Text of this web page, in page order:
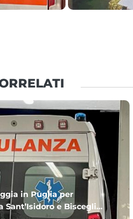
in Puglia per
Sant’Isidoro e Bisceglie.